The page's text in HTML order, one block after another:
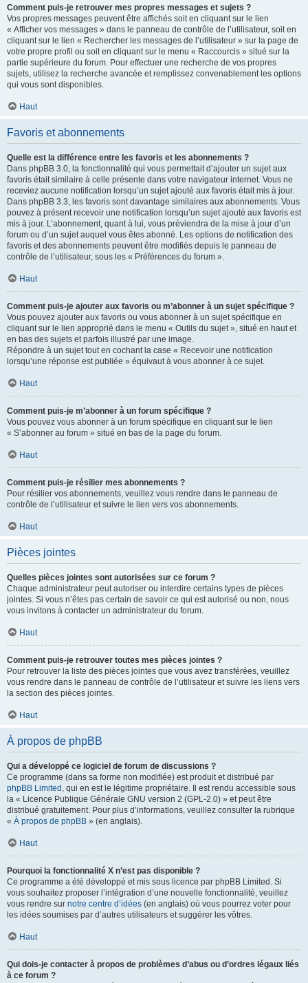
Comment puis-je retrouver mes propres messages et sujets ?
Vos propres messages peuvent être affichés soit en cliquant sur le lien
« Afficher vos messages » dans le panneau de contrôle de l’utilisateur, soit en
cliquant sur le lien « Rechercher les messages de l’utilisateur » sur la page de
votre propre profil ou soit en cliquant sur le menu « Raccourcis » situé sur la
partie supérieure du forum. Pour effectuer une recherche de vos propres
sujets, utilisez la recherche avancée et remplissez convenablement les options
qui vous sont disponibles.
Haut
Favoris et abonnements
Quelle est la différence entre les favoris et les abonnements ?
Dans phpBB 3.0, la fonctionnalité qui vous permettait d’ajouter un sujet aux
favoris était similaire à celle présente dans votre navigateur internet. Vous ne
receviez aucune notification lorsqu’un sujet ajouté aux favoris était mis à jour.
Dans phpBB 3.3, les favoris sont davantage similaires aux abonnements. Vous
pouvez à présent recevoir une notification lorsqu’un sujet ajouté aux favoris est
mis à jour. L’abonnement, quant à lui, vous préviendra de la mise à jour d’un
forum ou d’un sujet auquel vous êtes abonné. Les options de notification des
favoris et des abonnements peuvent être modifiés depuis le panneau de
contrôle de l’utilisateur, sous les « Préférences du forum ».
Haut
Comment puis-je ajouter aux favoris ou m’abonner à un sujet spécifique ?
Vous pouvez ajouter aux favoris ou vous abonner à un sujet spécifique en
cliquant sur le lien approprié dans le menu « Outils du sujet », situé en haut et
en bas des sujets et parfois illustré par une image.
Répondre à un sujet tout en cochant la case « Recevoir une notification
lorsqu’une réponse est publiée » équivaut à vous abonner à ce sujet.
Haut
Comment puis-je m’abonner à un forum spécifique ?
Vous pouvez vous abonner à un forum spécifique en cliquant sur le lien
« S’abonner au forum » situé en bas de la page du forum.
Haut
Comment puis-je résilier mes abonnements ?
Pour résilier vos abonnements, veuillez vous rendre dans le panneau de
contrôle de l’utilisateur et suivre le lien vers vos abonnements.
Haut
Pièces jointes
Quelles pièces jointes sont autorisées sur ce forum ?
Chaque administrateur peut autoriser ou interdire certains types de pièces
jointes. Si vous n’êtes pas certain de savoir ce qui est autorisé ou non, nous
vous invitons à contacter un administrateur du forum.
Haut
Comment puis-je retrouver toutes mes pièces jointes ?
Pour retrouver la liste des pièces jointes que vous avez transférées, veuillez
vous rendre dans le panneau de contrôle de l’utilisateur et suivre les liens vers
la section des pièces jointes.
Haut
À propos de phpBB
Qui a développé ce logiciel de forum de discussions ?
Ce programme (dans sa forme non modifiée) est produit et distribué par
phpBB Limited , qui en est le légitime propriétaire. Il est rendu accessible sous
la « Licence Publique Générale GNU version 2 (GPL-2.0) » et peut être
distribué gratuitement. Pour plus d’informations, veuillez consulter la rubrique
« À propos de phpBB » (en anglais).
Haut
Pourquoi la fonctionnalité X n’est pas disponible ?
Ce programme a été développé et mis sous licence par phpBB Limited. Si
vous souhaitez proposer l’intégration d’une nouvelle fonctionnalité, veuillez
vous rendre sur notre centre d’idées (en anglais) où vous pourrez voter pour
les idées soumises par d’autres utilisateurs et suggérer les vôtres.
Haut
Qui dois-je contacter à propos de problèmes d’abus ou d’ordres légaux liés
à ce forum ?